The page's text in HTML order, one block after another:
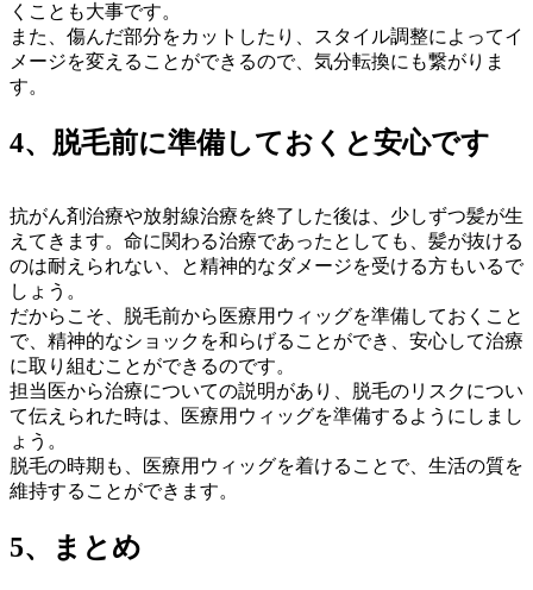
くことも大事です。
また、傷んだ部分をカットしたり、スタイル調整によってイ
メージを変えることができるので、気分転換にも繋がりま
す。
4、脱毛前に準備しておくと安心です
抗がん剤治療や放射線治療を終了した後は、少しずつ髪が生
えてきます。命に関わる治療であったとしても、髪が抜ける
のは耐えられない、と精神的なダメージを受ける方もいるで
しょう。
だからこそ、脱毛前から医療用ウィッグを準備しておくこと
で、精神的なショックを和らげることができ、安心して治療
に取り組むことができるのです。
担当医から治療についての説明があり、脱毛のリスクについ
て伝えられた時は、医療用ウィッグを準備するようにしまし
ょう。
脱毛の時期も、医療用ウィッグを着けることで、生活の質を
維持することができます。
5、まとめ